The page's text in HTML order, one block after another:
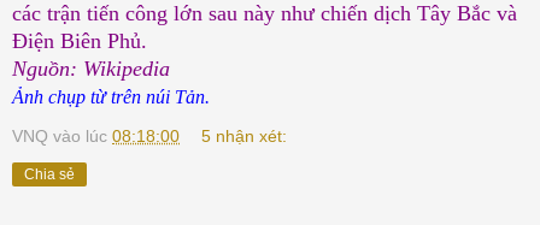
các trận tiến công lớn sau này như chiến dịch Tây Bắc và
Điện Biên Phủ.
Nguồn: Wikipedia
Ảnh chụp từ trên núi Tản.
VNQ vào lúc 08:18:00 5 nhận xét:
Chia sẻ